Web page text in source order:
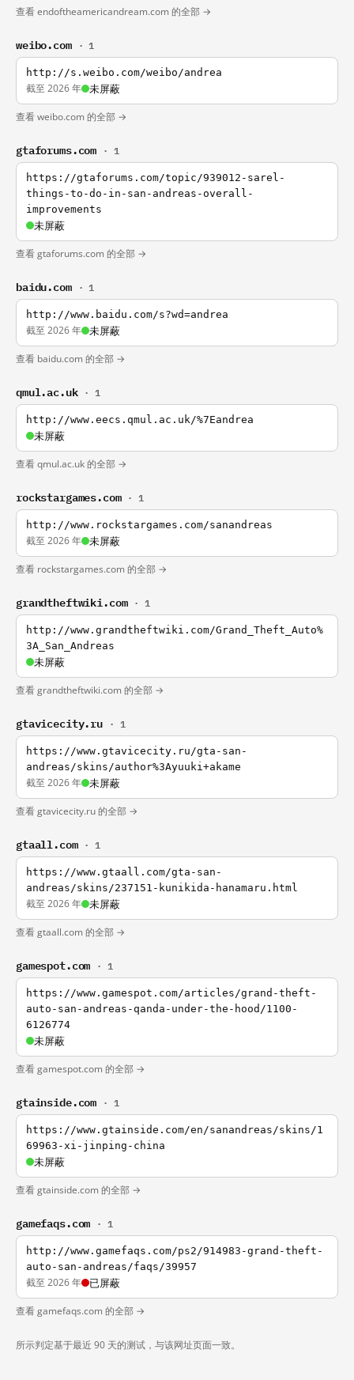
查看 endoftheamericandream.com 的全部 →
weibo.com · 1
http://s.weibo.com/weibo/andrea
截至 2026 年 未屏蔽
查看 weibo.com 的全部 →
gtaforums.com · 1
https://gtaforums.com/topic/939012-sarel-
things-to-do-in-san-andreas-overall-
improvements
未屏蔽
查看 gtaforums.com 的全部 →
baidu.com · 1
http://www.baidu.com/s?wd=andrea
截至 2026 年 未屏蔽
查看 baidu.com 的全部 →
qmul.ac.uk · 1
http://www.eecs.qmul.ac.uk/%7Eandrea
未屏蔽
查看 qmul.ac.uk 的全部 →
rockstargames.com · 1
http://www.rockstargames.com/sanandreas
截至 2026 年 未屏蔽
查看 rockstargames.com 的全部 →
grandtheftwiki.com · 1
http://www.grandtheftwiki.com/Grand_Theft_Auto%
3A_San_Andreas
未屏蔽
查看 grandtheftwiki.com 的全部 →
gtavicecity.ru · 1
https://www.gtavicecity.ru/gta-san-
andreas/skins/author%3Ayuuki+akame
截至 2026 年 未屏蔽
查看 gtavicecity.ru 的全部 →
gtaall.com · 1
https://www.gtaall.com/gta-san-
andreas/skins/237151-kunikida-hanamaru.html
截至 2026 年 未屏蔽
查看 gtaall.com 的全部 →
gamespot.com · 1
https://www.gamespot.com/articles/grand-theft-
auto-san-andreas-qanda-under-the-hood/1100-
6126774
未屏蔽
查看 gamespot.com 的全部 →
gtainside.com · 1
https://www.gtainside.com/en/sanandreas/skins/1
69963-xi-jinping-china
未屏蔽
查看 gtainside.com 的全部 →
gamefaqs.com · 1
http://www.gamefaqs.com/ps2/914983-grand-theft-
auto-san-andreas/faqs/39957
截至 2026 年 已屏蔽
查看 gamefaqs.com 的全部 →
所示判定基于最近 90 天的测试，与该网址页面一致。